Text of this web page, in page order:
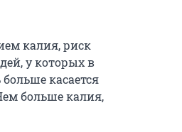
калия, риск
у которых в
касается
больше калия,